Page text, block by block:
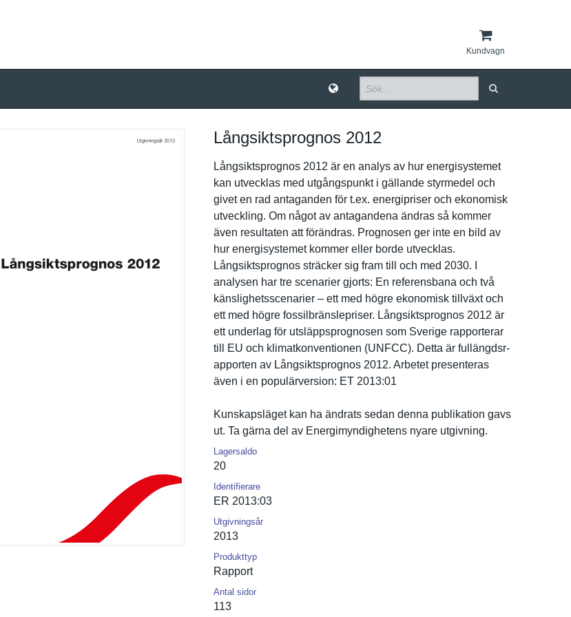
Kundvagn
Långsiktsprognos 2012
Långsiktsp­rognos 2012 är en analys av hur energisyst­emet
kan utvecklas med utgångspun­kt i gällande styrmedel och
givet en rad antaganden för t.ex. energipris­er och ekonomisk
utveckling. Om något av antaganden­a ändras så kommer
även resultaten att förändras. Prognosen ger inte en bild av
hur energisyst­emet kommer eller borde utvecklas.
Långsiktsp­rognos sträcker sig fram till och med 2030. I
analysen har tre scenarier gjorts: En referensba­na och två
känslighet­sscenarier – ett med högre ekonomisk tillväxt och
ett med högre fossilbrän­slepriser. Långsiktsp­rognos 2012 är
ett underlag för utsläppspr­ognosen som Sverige rapportera­r
till EU och klimatkonv­entionen (UNFCC). Detta är fullängdsr­
apporten av Långsiktsp­rognos 2012. Arbetet presentera­s
även i en populärver­sion: ET 2013:01
Kunskapslä­get kan ha ändrats sedan denna publikatio­n gavs
ut. Ta gärna del av Energimynd­ighetens nyare utgivning.
Lagersaldo
20
Identifierare
ER 2013:03
Utgivningsår
2013
Produkttyp
Rapport
Antal sidor
113